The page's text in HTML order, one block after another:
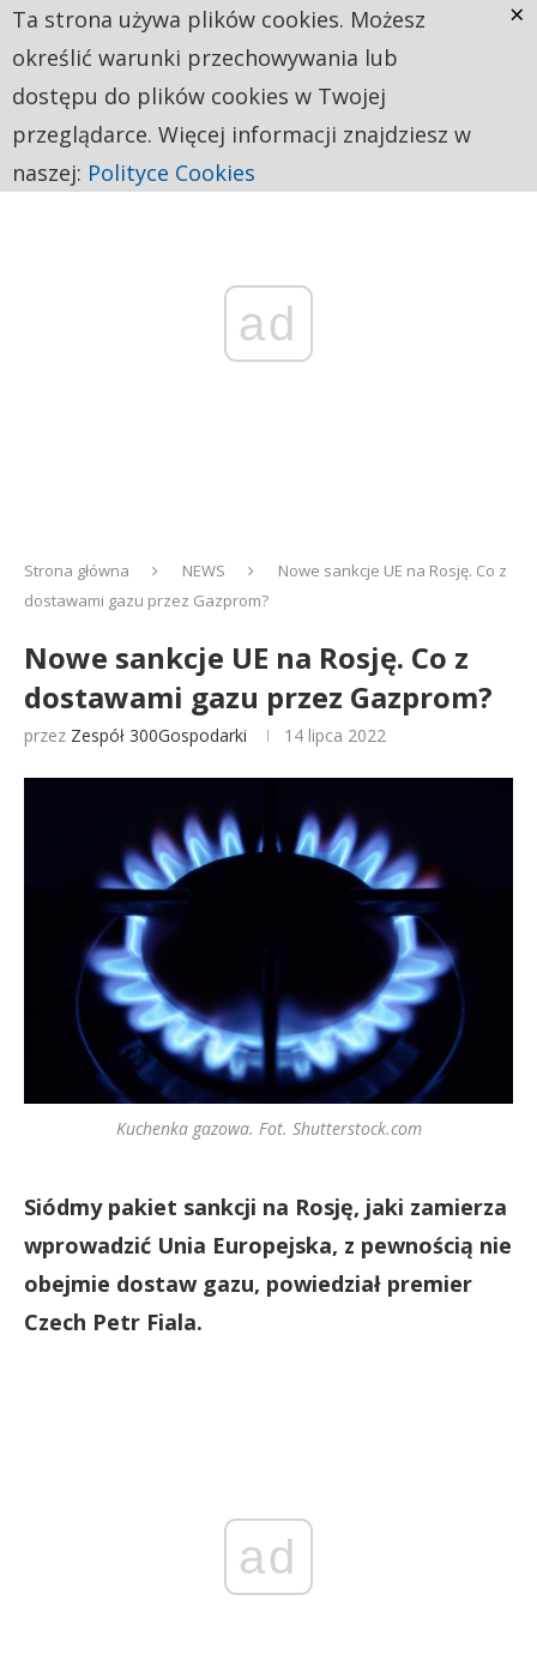
ad
Strona główna NEWS
Nowe sankcje UE na Rosję. Co z
dostawami gazu przez Gazprom?
Nowe sankcje UE na Rosję. Co z
dostawami gazu przez Gazprom?
przez Zespół 300Gospodarki 14 lipca 2022
Kuchenka gazowa. Fot. Shutterstock.com
Siódmy pakiet sankcji na Rosję, jaki zamierza
wprowadzić Unia Europejska, z pewnością nie
obejmie dostaw gazu, powiedział premier
Czech Petr Fiala.
ad
Ta strona używa plików cookies. Możesz
określić warunki przechowywania lub
dostępu do plików cookies w Twojej
przeglądarce. Więcej informacji znajdziesz w
naszej: Polityce Cookies
×